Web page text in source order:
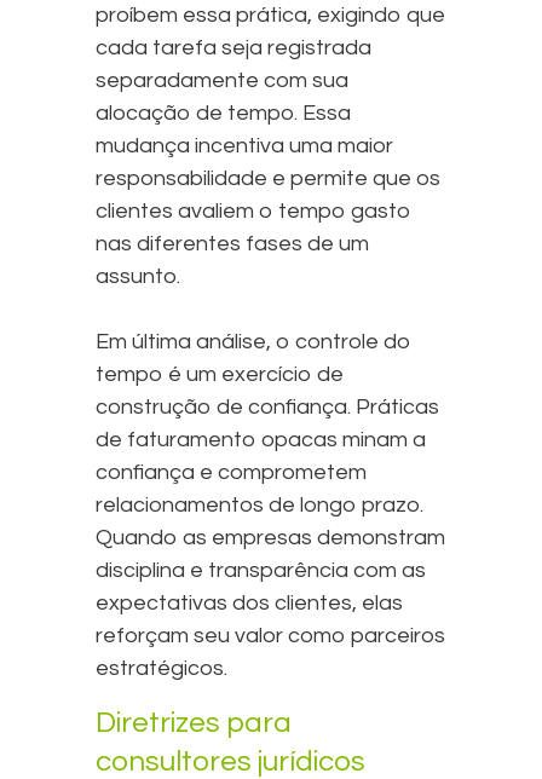
proíbem essa prática, exigindo que
cada tarefa seja registrada
separadamente com sua
alocação de tempo. Essa
mudança incentiva uma maior
responsabilidade e permite que os
clientes avaliem o tempo gasto
nas diferentes fases de um
assunto.
Em última análise, o controle do
tempo é um exercício de
construção de confiança. Práticas
de faturamento opacas minam a
confiança e comprometem
relacionamentos de longo prazo.
Quando as empresas demonstram
disciplina e transparência com as
expectativas dos clientes, elas
reforçam seu valor como parceiros
estratégicos.
Diretrizes para
consultores jurídicos